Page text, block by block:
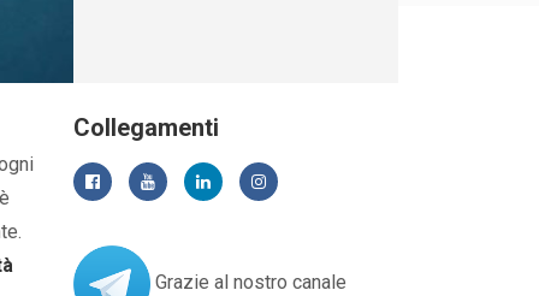
Collegamenti
Grazie al nostro canale